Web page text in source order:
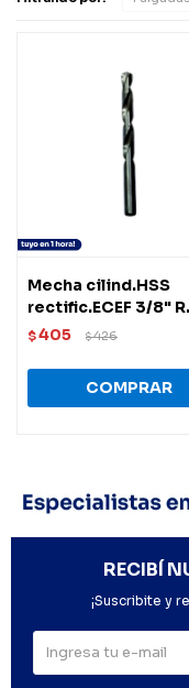
Mecha cilind.HSS
rectific.ECEF 3/8"
$405 $426
RECIBÍ
¡Suscribite y